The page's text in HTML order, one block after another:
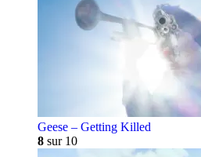
Geese – Getting Killed
8 sur 10